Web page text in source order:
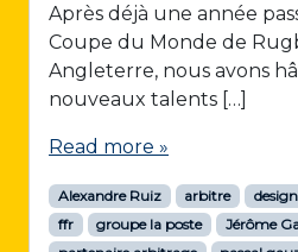
Après déjà une année
Coupe du Monde de
Angleterre, nous avons
nouveaux talents […]
Read more »
Alexandre Ruiz arbitre
ffr
groupe la poste Jérôme